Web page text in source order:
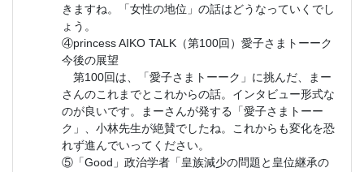
きますね。「女性の地位」の話はどうなっていくでし
ょう。
④princess AIKO TALK（第100回）愛子さまトーーク
今後の展望
第100回は、「愛子さまトーーク」に挑んだ、まー
さんのこれまでとこれからの話。インタビュー形式な
のが良いです。まーさんが発する「愛子さまトーー
ク」、小林先生が絶賛でしたね。これからも変化を恐
れず進んでいってください。
⑤「Good」政治学者「皇族減少の問題と皇位継承の